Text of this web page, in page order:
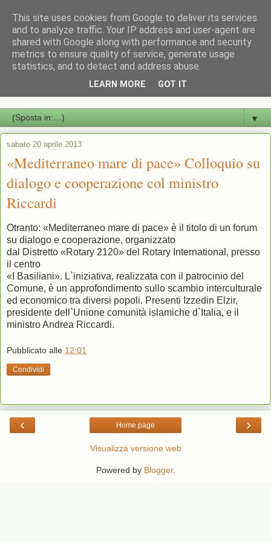
Andrea Riccardi Ministro
Sito di documentazione sulle attività istituzionali e di
Cooperazione Internazionale e dell'Integrazione
▼
sabato 20 aprile 2013
«Mediterraneo mare di pace» Colloquio su
dialogo e cooperazione col ministro
Riccardi
Otranto: «Mediterraneo mare di pace» è il titolo di un forum
su dialogo e cooperazione, organizzato
dal Distretto «Rotary 2120» del Rotary International, presso
il centro
«I Basiliani». L`iniziativa, realizzata con il patrocinio del
Comune, è un approfondimento sullo scambio interculturale
ed economico tra diversi popoli. Presenti Izzedin Elzir,
presidente dell`Unione comunità islamiche d`Italia, e il
ministro Andrea Riccardi.
Pubblicato alle 12:01
Condividi
‹ ›
Home page
Visualizza versione web
Powered by Blogger.
This site uses cookies from Google to deliver its services
and to analyze traffic. Your IP address and user-agent are
shared with Google along with performance and security
metrics to ensure quality of service, generate usage
statistics, and to detect and address abuse.
LEARN MORE GOT IT